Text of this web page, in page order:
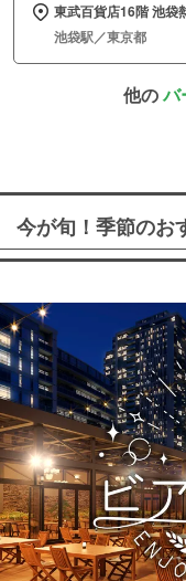
東武百貨店16階 池袋
池袋駅／東京都
他のバ
今が旬！季節のお